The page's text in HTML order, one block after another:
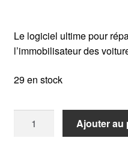
Le logiciel ultime pour
l’immobilisateur des
29 en stock
Ajouter au